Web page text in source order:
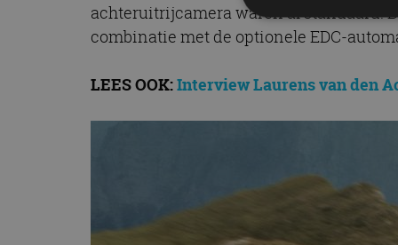
achteruitrijcamera waren al standaard.
combinatie met de optionele EDC-
LEES OOK:Interview Laurens van den
Strikt noodzakelijke